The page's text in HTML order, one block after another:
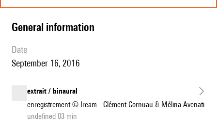
general information
date
September 16, 2016
extrait / binaural
enregistrement © Ircam - Clément Cornuau & Mélina Avenati
undefined 03 min